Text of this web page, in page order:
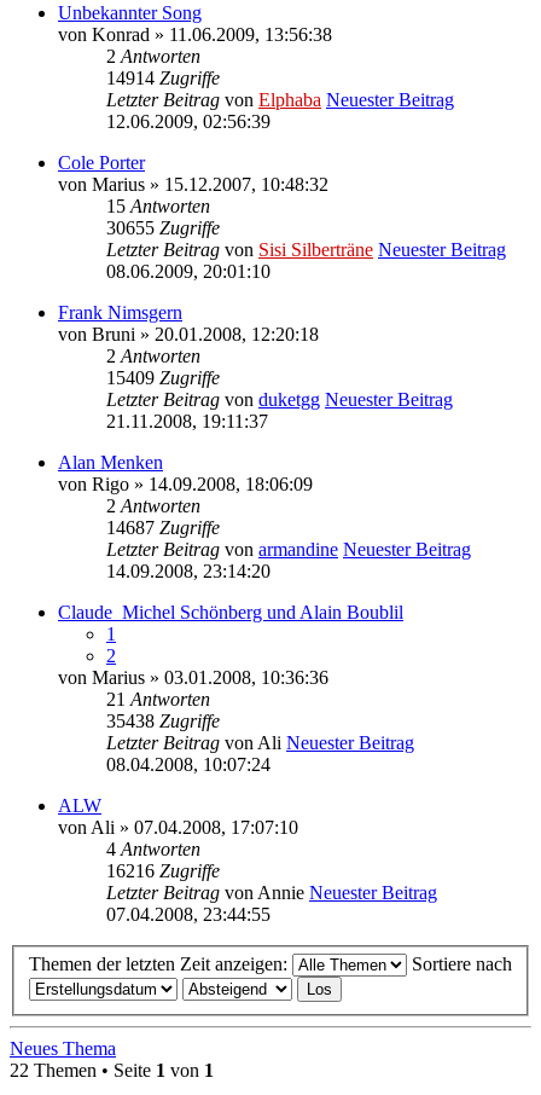
Unbekannter Song
von Konrad » 11.06.2009, 13:56:38
2 Antworten
14914 Zugriffe
Letzter Beitrag von Elphaba Neuester Beitrag
12.06.2009, 02:56:39
Cole Porter
von Marius » 15.12.2007, 10:48:32
15 Antworten
30655 Zugriffe
Letzter Beitrag von Sisi Silberträne Neuester Beitrag
08.06.2009, 20:01:10
Frank Nimsgern
von Bruni » 20.01.2008, 12:20:18
2 Antworten
15409 Zugriffe
Letzter Beitrag von duketgg Neuester Beitrag
21.11.2008, 19:11:37
Alan Menken
von Rigo » 14.09.2008, 18:06:09
2 Antworten
14687 Zugriffe
Letzter Beitrag von armandine Neuester Beitrag
14.09.2008, 23:14:20
Claude_Michel Schönberg und Alain Boublil
1
2
von Marius » 03.01.2008, 10:36:36
21 Antworten
35438 Zugriffe
Letzter Beitrag von Ali Neuester Beitrag
08.04.2008, 10:07:24
ALW
von Ali » 07.04.2008, 17:07:10
4 Antworten
16216 Zugriffe
Letzter Beitrag von Annie Neuester Beitrag
07.04.2008, 23:44:55
Themen der letzten Zeit anzeigen: Sortiere nach
Neues Thema
22 Themen • Seite 1 von 1